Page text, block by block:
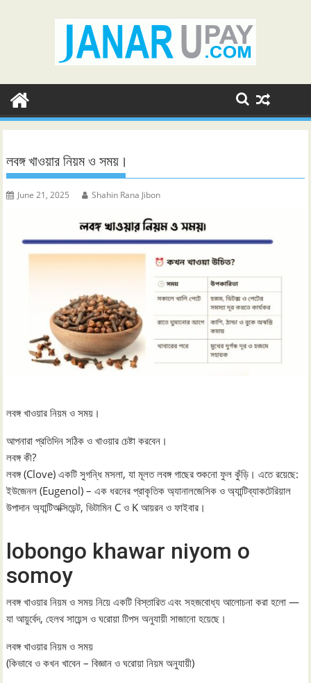
লবঙ্গ খাওয়ার নিয়ম ও সময়।
June 21, 2025 Shahin Rana Jibon
লবঙ্গ খাওয়ার নিয়ম ও সময়।
আপনারা প্রতিদিন সঠিক ও খাওয়ার চেষ্টা করবেন।
লবঙ্গ কী?
লবঙ্গ (Clove) একটি সুগন্ধি মসলা, যা মূলত লবঙ্গ গাছের শুকনো ফুল কুঁড়ি। এতে রয়েছে:
ইউজেনল (Eugenol) – এক ধরনের প্রাকৃতিক অ্যানালজেসিক ও অ্যান্টিব্যাকটেরিয়াল
উপাদান অ্যান্টিঅক্সিডেন্ট, ভিটামিন C ও K আয়রন ও ফাইবার।
lobongo khawar niyom o
somoy
লবঙ্গ খাওয়ার নিয়ম ও সময় নিয়ে একটি বিস্তারিত এবং সহজবোধ্য আলোচনা করা হলো —
যা আয়ুর্বেদ, হেলথ সায়েন্স ও ঘরোয়া টিপস অনুযায়ী সাজানো হয়েছে।
লবঙ্গ খাওয়ার নিয়ম ও সময়
(কিভাবে ও কখন খাবেন – বিজ্ঞান ও ঘরোয়া নিয়ম অনুযায়ী)